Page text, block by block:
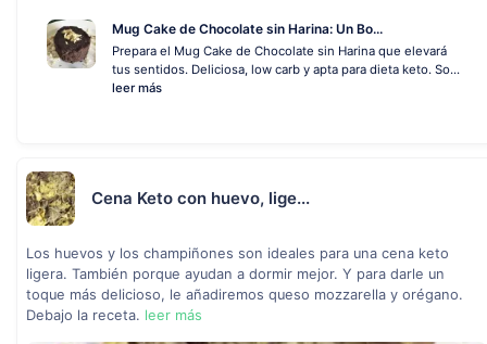
Mug Cake de Chocolate sin Harina: Un Bo...
Prepara el Mug Cake de Chocolate sin Harina que elevará
tus sentidos. Deliciosa, low carb y apta para dieta keto. So...
leer más
Cena Keto con huevo, lige...
Los huevos y los champiñones son ideales para una cena keto
ligera. También porque ayudan a dormir mejor. Y para darle un
toque más delicioso, le añadiremos queso mozzarella y orégano.
Debajo la receta. leer más